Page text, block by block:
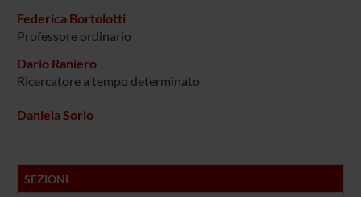
Federica Bortolotti
Professore ordinario
Dario Raniero
Ricercatore a tempo determinato
Daniela Sorio
SEZIONI